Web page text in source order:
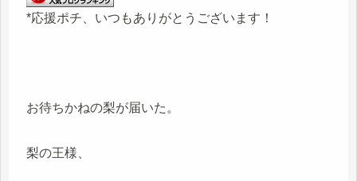
*応援ポチ、いつもありがとうございます！
お待ちかねの梨が届いた。
梨の王様、